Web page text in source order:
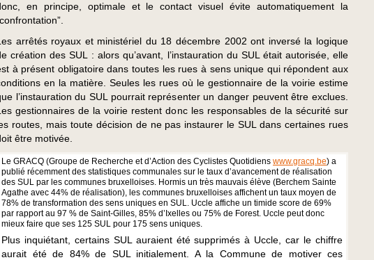
en principe, optimale et le contact visuel évite automatiquement la
arrêtés royaux et ministériel du 18 décembre 2002 ont inversé la logique
création des SUL : alors qu’avant, l’instauration du SUL était autorisée, elle
à présent obligatoire dans toutes les rues à sens unique qui répondent aux
en la matière. Seules les rues où le gestionnaire de la voirie estime
l’instauration du SUL pourrait représenter un danger peuvent être exclues.
gestionnaires de la voirie restent donc les responsables de la sécurité sur
routes, mais toute décision de ne pas instaurer le SUL dans certaines rues
être motivée.
Le GRACQ (Groupe de Recherche et d’Action des Cyclistes Quotidiens www.gracq.be) a
publié récemment des statistiques communales sur le taux d’avancement de réalisation
des SUL par les communes bruxelloises. Hormis un très mauvais élève (Berchem Sainte
Agathe avec 44% de réalisation), les communes bruxelloises affichent un taux moyen de
78% de transformation des sens uniques en SUL. Uccle affiche un timide score de 69%
par rapport au 97 % de Saint-Gilles, 85% d’Ixelles ou 75% de Forest. Uccle peut donc
mieux faire que ses 125 SUL pour 175 sens uniques.
Plus inquiétant, certains SUL auraient été supprimés à Uccle, car le chiffre
aurait été de 84% de SUL initialement. A la Commune de motiver ces